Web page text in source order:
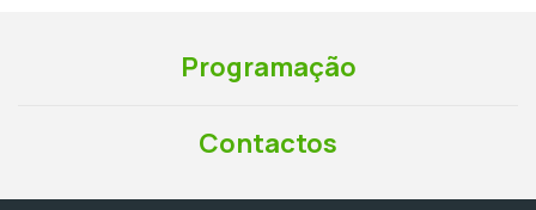
Programação
Contactos